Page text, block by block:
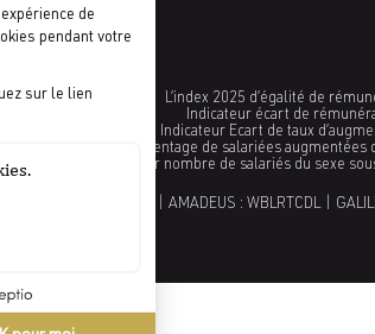
PRESSE
L’index 2025 d’égalité de
Indicateur écart de
Indicateur Ecart de taux
Indicateur pourcentage de salariées
Indicateur nombre de salariés du sexe
CODES GDS | AMADEUS : WBLRTCDL |